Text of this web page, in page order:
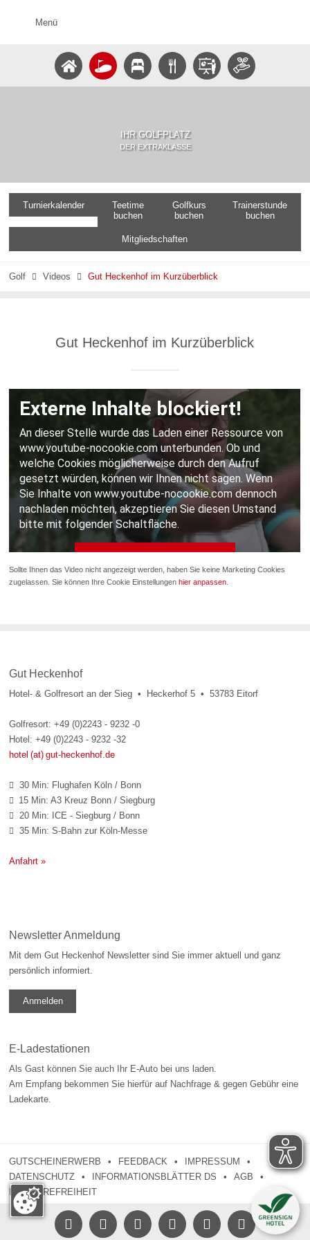
Menü
IHR GOLFPLATZ
DER EXTRAKLASSE
Turnierkalender
Teetime
buchen
Golfkurs
buchen
Trainerstunde
buchen
Mitgliedschaften
Golf  Videos  Gut Heckenhof im Kurzüberblick
Gut Heckenhof im Kurzüberblick
Sollte Ihnen das Video nicht angezeigt werden, haben Sie keine Marketing Cookies
zugelassen. Sie können Ihre Cookie Einstellungen hier anpassen.
Gut Heckenhof
Hotel- & Golfresort an der Sieg • Heckerhof 5 • 53783 Eitorf
Golfresort: +49 (0)2243 - 9232 -0
Hotel: +49 (0)2243 - 9232 -32
hotel (at) gut-heckenhof.de
 30 Min: Flughafen Köln / Bonn
 15 Min: A3 Kreuz Bonn / Siegburg
 20 Min: ICE - Siegburg / Bonn
 35 Min: S-Bahn zur Köln-Messe
Anfahrt »
Newsletter Anmeldung
Mit dem Gut Heckenhof Newsletter sind Sie immer aktuell und ganz
persönlich informiert.
Anmelden
E-Ladestationen
Als Gast können Sie auch Ihr E-Auto bei uns laden.
Am Empfang bekommen Sie hierfür auf Nachfrage & gegen Gebühr eine
Ladekarte.
GUTSCHEINERWERB FEEDBACK
IMPRESSUM
DATENSCHUTZ
INFORMATIONSBLÄTTER DS
AGB
BARRIEREFREIHEIT
    